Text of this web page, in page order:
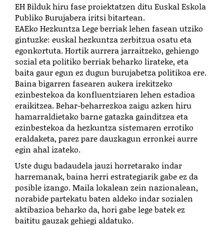
EH Bilduk hiru fase proiektatzen ditu Euskal Eskola
Publiko Burujabera iritsi bitartean.
EAEko Hezkuntza Lege berriak lehen fasean utziko
gintuzke: euskal hezkuntza zerbitzua osatu eta
egonkortuta. Hortik aurrera jarraitzeko, gehiengo
sozial eta politiko berriak beharko lirateke, eta
baita gaur egun ez dugun burujabetza politikoa ere.
Baina bigarren fasearen aukera irekitzeko
ezinbestekoa da konfluentziaren lehen estadioa
eraikitzea. Behar-beharrezkoa zaigu azken hiru
hamarraldietako barne gatazka gainditzea eta
ezinbestekoa da hezkuntza sistemaren errotiko
eraldaketa, parez pare dauzkagun erronkei aurre
egin ahal izateko.
Uste dugu badaudela jauzi horretarako indar
harremanak, baina herri estrategiarik gabe ez da
posible izango. Maila lokalean zein nazionalean,
norabide partekatu baten aldeko indar sozialen
aktibazioa beharko da, hori gabe lege batek ez
baititu gauzak gehiegi aldatuko.